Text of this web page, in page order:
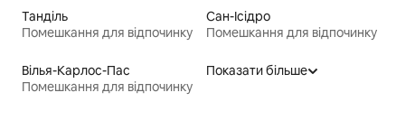
Танділь
Помешкання для відпочинку
Сан-Ісідро
Помешкання для відпочинку
Вілья-Карлос-Пас
Помешкання для відпочинку
Показати більше